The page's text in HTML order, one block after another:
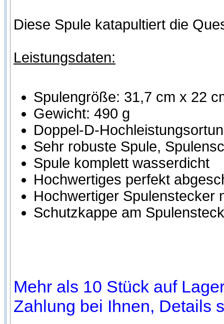
Diese Spule katapultiert die
Leistungsdaten:
Spulengröße: 31,7 cm x 22
Gewicht: 490 g
Doppel-D-
Sehr robuste Spule,
Spule komplett wasserdicht
Hochwertiges perfekt
Hochwertiger Spulenstecker
Schutzkappe am
Mehr als 10 Stück auf
Zahlung bei Ihnen, Details